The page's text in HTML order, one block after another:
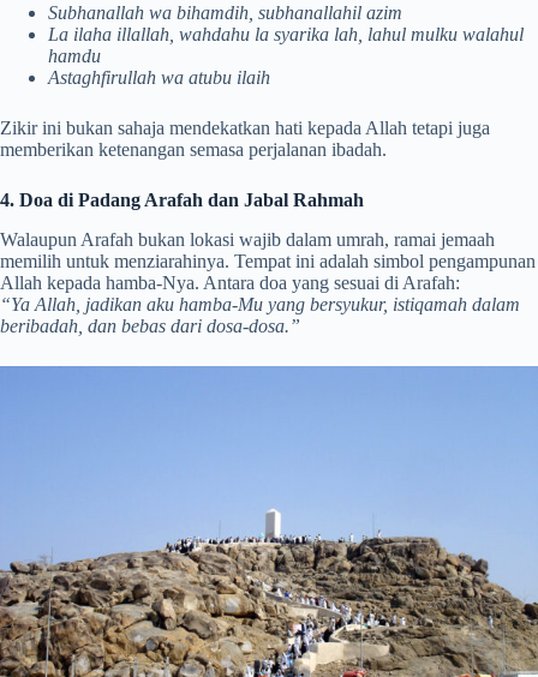
Subhanallah wa bihamdih, subhanallahil azim
La ilaha illallah, wahdahu la syarika lah, lahul mulku walahul
hamdu
Astaghfirullah wa atubu ilaih
Zikir ini bukan sahaja mendekatkan hati kepada Allah tetapi juga
memberikan ketenangan semasa perjalanan ibadah.
4. Doa di Padang Arafah dan Jabal Rahmah
Walaupun Arafah bukan lokasi wajib dalam umrah, ramai jemaah
memilih untuk menziarahinya. Tempat ini adalah simbol pengampunan
Allah kepada hamba-Nya. Antara doa yang sesuai di Arafah:
“Ya Allah, jadikan aku hamba-Mu yang bersyukur, istiqamah dalam
beribadah, dan bebas dari dosa-dosa.”